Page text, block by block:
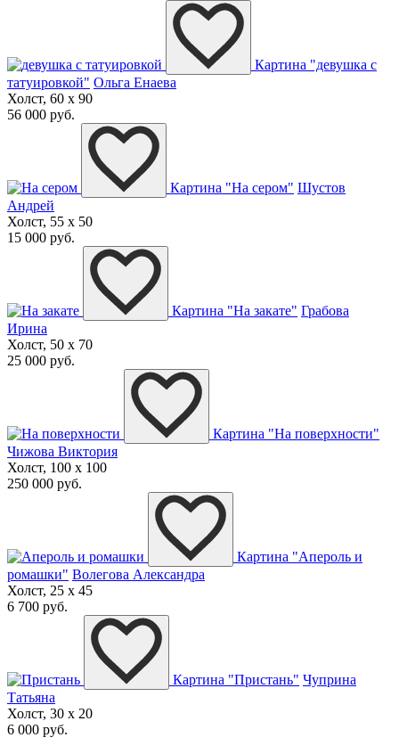
Картина "девушка с
татуировкой" Ольга Енаева
Холст, 60 x 90
56 000 руб.
Картина "На сером" Шустов
Андрей
Холст, 55 x 50
15 000 руб.
Картина "На закате" Грабова
Ирина
Холст, 50 x 70
25 000 руб.
Картина "На поверхности"
Чижова Виктория
Холст, 100 x 100
250 000 руб.
Картина "Апероль и
ромашки" Волегова Александра
Холст, 25 x 45
6 700 руб.
Картина "Пристань" Чуприна
Татьяна
Холст, 30 x 20
6 000 руб.